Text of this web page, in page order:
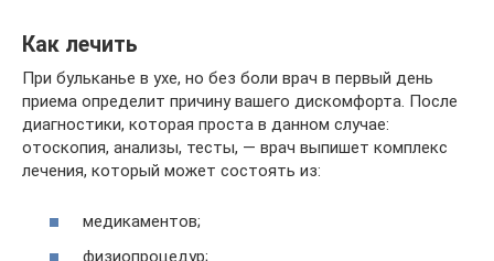
Как лечить
При бульканье в ухе, но без боли врач в первый день
приема определит причину вашего дискомфорта. После
диагностики, которая проста в данном случае:
отоскопия, анализы, тесты, — врач выпишет комплекс
лечения, который может состоять из:
медикаментов;
физиопроцедур;